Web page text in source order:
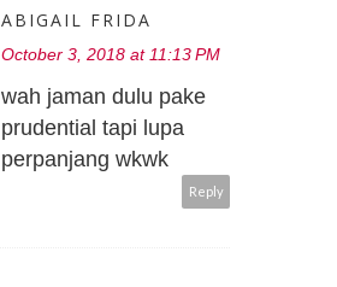
ABIGAIL FRIDA
October 3, 2018 at 11:13 PM
wah jaman dulu pake
prudential tapi lupa
perpanjang wkwk
Reply